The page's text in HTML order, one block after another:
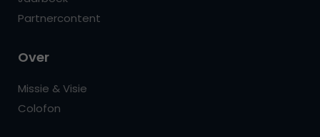
Partnercontent
Over
Missie & Visie
Colofon